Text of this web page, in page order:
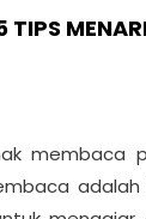
TIPS
membaca